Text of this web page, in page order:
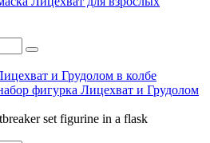
фигурка Лицехват и Грудолом
set figurine in a flask